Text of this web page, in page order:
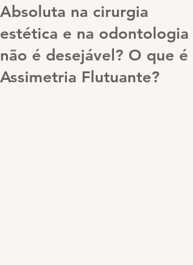
Absoluta na cirurgia
estética e na odontologia
não é desejável? O que é
Assimetria Flutuante?